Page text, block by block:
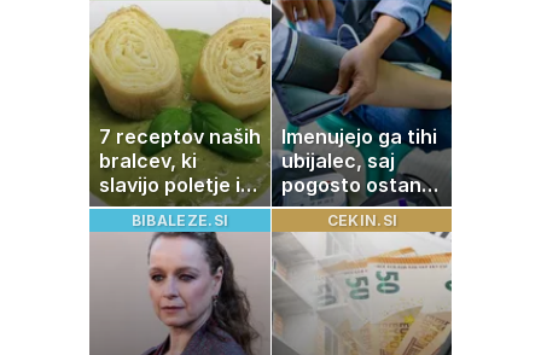
7 receptov naših
bralcev, ki
slavijo poletje in
tradicijo
Imenujejo ga tihi
ubijalec, saj
pogosto ostane
neopažen:
nenavadni
simptomi
visokega
holesterola
BIBALEZE.SI CEKIN.SI